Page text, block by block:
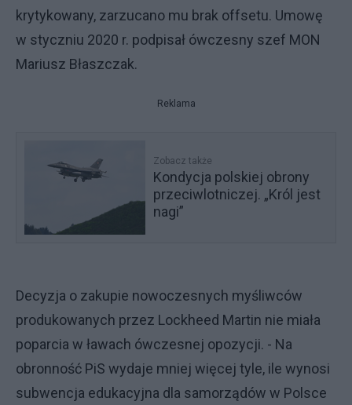
krytykowany, zarzucano mu brak offsetu. Umowę
w styczniu 2020 r. podpisał ówczesny szef MON
Mariusz Błaszczak.
Reklama
Zobacz także
Kondycja polskiej obrony
przeciwlotniczej. „Król jest
nagi”
Decyzja o zakupie nowoczesnych myśliwców
produkowanych przez Lockheed Martin nie miała
poparcia w ławach ówczesnej opozycji. - Na
obronność PiS wydaje mniej więcej tyle, ile wynosi
subwencja edukacyjna dla samorządów w Polsce